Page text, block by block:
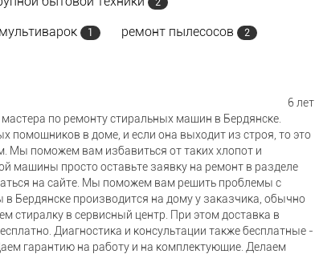
2
1 ремонт пылесосов 2
6 лет
по ремонту стиральных машин в Бердянске.
помощников в доме, и если она выходит из строя, то это
Мы поможем вам избавиться от таких хлопот и
машины просто оставьте заявку на ремонт в разделе
на сайте. Мы поможем вам решить проблемы с
Бердянске производится на дому у заказчика, обычно
стиралку в сервисный центр. При этом доставка в
Диагностика и консультации также бесплатные -
гарантию на работу и на комплектующие. Делаем